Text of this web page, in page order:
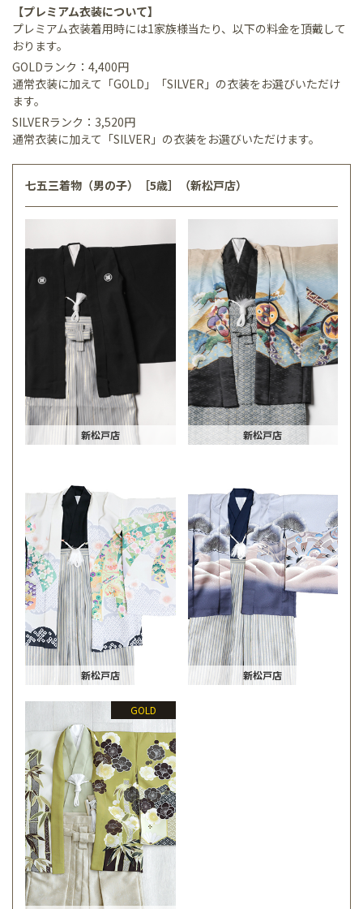
【プレミアム衣装について】
プレミアム衣装着用時には1家族様当たり、以下の料金を頂戴して
おります。
GOLDランク：4,400円
通常衣装に加えて「GOLD」「SILVER」の衣装をお選びいただけ
ます。
SILVERランク：3,520円
通常衣装に加えて「SILVER」の衣装をお選びいただけます。
七五三着物（男の子）［5歳］（新松戸店）
新松戸店 新松戸店
新松戸店 新松戸店
GOLD